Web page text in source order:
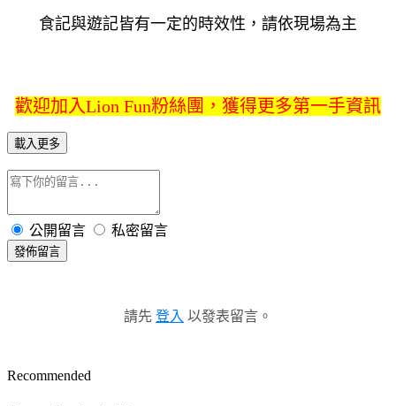
食記與遊記皆有一定的時效性，請依現場為主
歡迎加入Lion Fun粉絲團，獲得更多第一手資訊
載入更多
公開留言 私密留言
發佈留言
請先 登入 以發表留言。
Recommended